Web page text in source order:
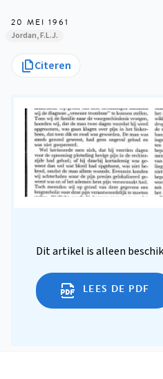
20 MEI 1961
Jordan, F.L.J.
Citeren
Dit artikel is alleen
LEES DE PDF